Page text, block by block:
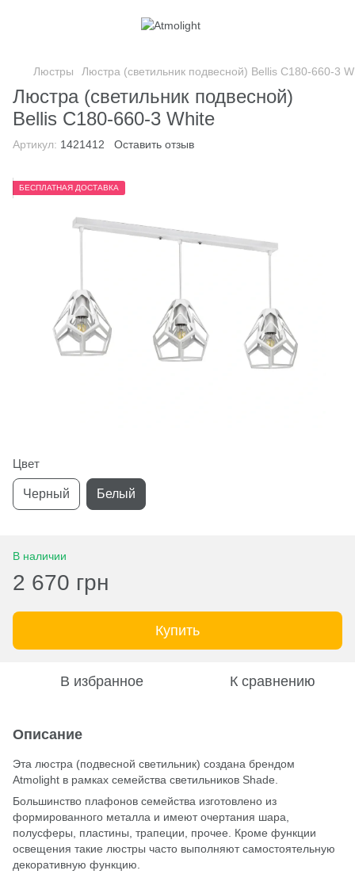
Люстры Люстра (светильник подвесной) Bellis C180-660-3
Люстра (светильник подвесной)
Bellis C180-660-3 White
Артикул: 1421412 Оставить отзыв
БЕСПЛАТНАЯ ДОСТАВКА
Цвет
Черный Белый
В наличии
2 670 грн
Купить
В избранное К сравнению
Описание
Эта люстра (подвесной светильник) создана брендом
Atmolight в рамках семейства светильников Shade.
Большинство плафонов семейства изготовлено из
формированного металла и имеют очертания шара,
полусферы, пластины, трапеции, прочее. Кроме функции
освещения такие люстры часто выполняют самостоятельную
декоративную функцию.